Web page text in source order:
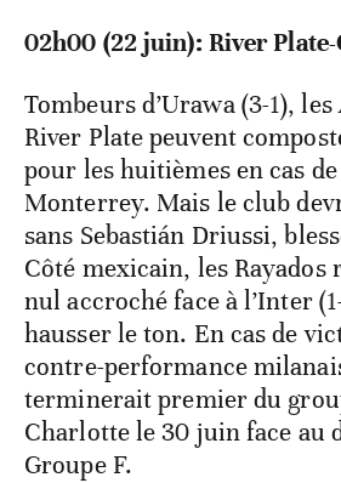
02h00 (22 juin): River
Tombeurs d’Urawa (3-1),
River Plate peuvent
pour les huitièmes en cas
Monterrey. Mais le club
sans Sebastián Driussi,
Côté mexicain, les Rayados
nul accroché face à l’Inter
hausser le ton. En cas de
contre-performance
terminerait premier du
Charlotte le 30 juin face au
Groupe F.